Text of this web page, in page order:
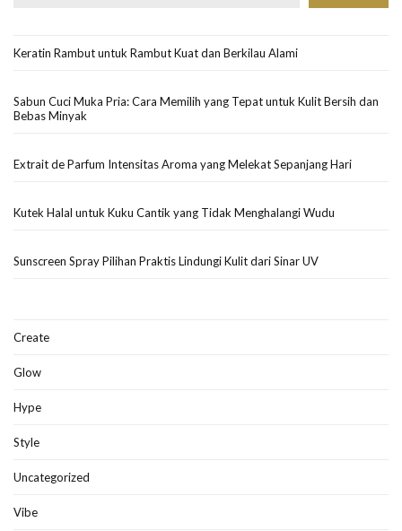
Keratin Rambut untuk Rambut Kuat dan Berkilau Alami
Sabun Cuci Muka Pria: Cara Memilih yang Tepat untuk Kulit Bersih dan
Bebas Minyak
Extrait de Parfum Intensitas Aroma yang Melekat Sepanjang Hari
Kutek Halal untuk Kuku Cantik yang Tidak Menghalangi Wudu
Sunscreen Spray Pilihan Praktis Lindungi Kulit dari Sinar UV
Create
Glow
Hype
Style
Uncategorized
Vibe